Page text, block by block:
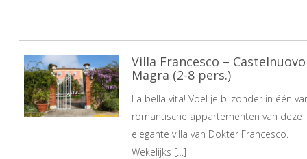
Villa Francesco – Castelnuovo
Magra (2-8 pers.)
La bella vita! Voel je bijzonder in één
romantische appartementen van deze
elegante villa van Dokter Francesco.
Wekelijks […]